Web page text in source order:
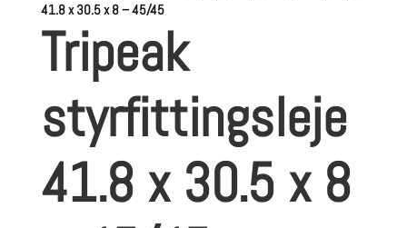
41.8 x 30.5 x 8 – 45/45
Tripeak
styrfittingsleje
41.8 x 30.5 x 8